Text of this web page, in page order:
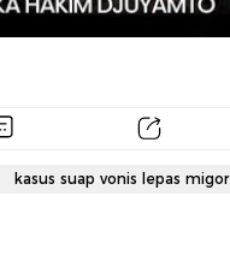
kasus suap vonis lepas migor